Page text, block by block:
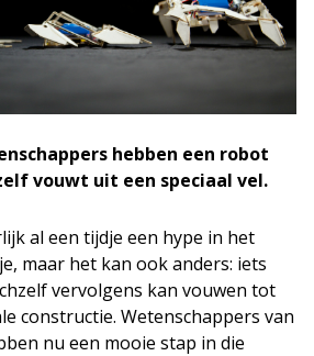
hebben een robot
vouwt uit een speciaal vel.
al een tijdje een hype in het
maar het kan ook anders: iets
vervolgens kan vouwen tot
constructie. Wetenschappers van
nu een mooie stap in die